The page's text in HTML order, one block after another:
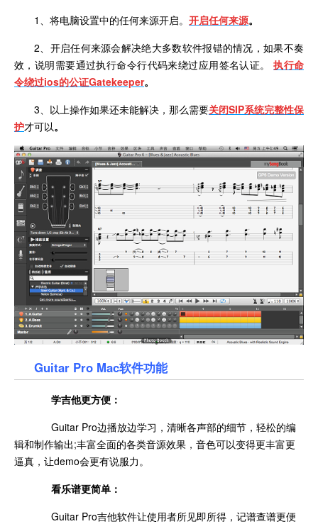
1、将电脑设置中的任何来源开启。 开启任何来源。
2、开启任何来源会解决绝大多数软件报错的情况，如果不奏
效，说明需要通过执行命令行代码来绕过应用签名认证。执行命
令绕过ios的公证Gatekeeper。
3、以上操作如果还未能解决，那么需要关闭SIP系统完整性保
护才可以。
Guitar Pro Mac软件功能
学吉他更方便：
Guitar Pro边播放边学习，清晰各声部的细节，轻松的编
辑和制作输出;丰富全面的各类音源效果，音色可以变得更丰富更
逼真，让demo会更有说服力。
看乐谱更简单：
Guitar Pro吉他软件让使用者所见即所得，记谱查谱更便